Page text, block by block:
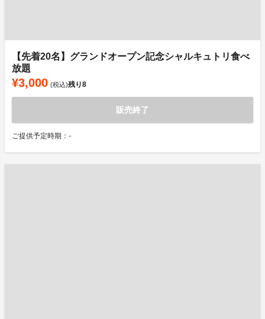
【先着20名】グランドオープン記念シャルキュトリ食べ
放題
¥3,000 (税込)残り8
販売終了
ご提供予定時期：-